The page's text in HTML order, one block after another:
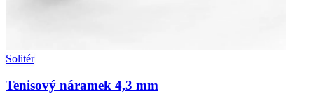
Solitér
Tenisový náramek 4,3 mm